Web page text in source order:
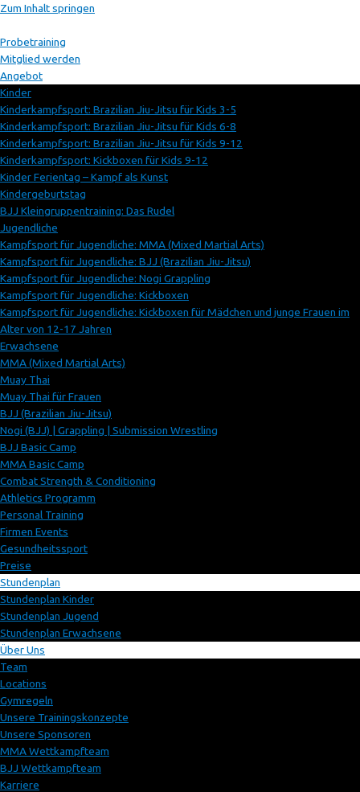
Zum Inhalt springen
Probetraining
Mitglied werden
Angebot
Kinder
Kinderkampfsport: Brazilian Jiu-Jitsu für Kids 3-5
Kinderkampfsport: Brazilian Jiu-Jitsu für Kids 6-8
Kinderkampfsport: Brazilian Jiu-Jitsu für Kids 9-12
Kinderkampfsport: Kickboxen für Kids 9-12
Kinder Ferientag – Kampf als Kunst
Kindergeburtstag
BJJ Kleingruppentraining: Das Rudel
Jugendliche
Kampfsport für Jugendliche: MMA (Mixed Martial Arts)
Kampfsport für Jugendliche: BJJ (Brazilian Jiu-Jitsu)
Kampfsport für Jugendliche: Nogi Grappling
Kampfsport für Jugendliche: Kickboxen
Kampfsport für Jugendliche: Kickboxen für Mädchen und junge Frauen im
Alter von 12-17 Jahren
Erwachsene
MMA (Mixed Martial Arts)
Muay Thai
Muay Thai für Frauen
BJJ (Brazilian Jiu-Jitsu)
Nogi (BJJ) | Grappling | Submission Wrestling
BJJ Basic Camp
MMA Basic Camp
Combat Strength & Conditioning
Athletics Programm
Personal Training
Firmen Events
Gesundheitssport
Preise
Stundenplan
Stundenplan Kinder
Stundenplan Jugend
Stundenplan Erwachsene
Über Uns
Team
Locations
Gymregeln
Unsere Trainingskonzepte
Unsere Sponsoren
MMA Wettkampfteam
BJJ Wettkampfteam
Karriere